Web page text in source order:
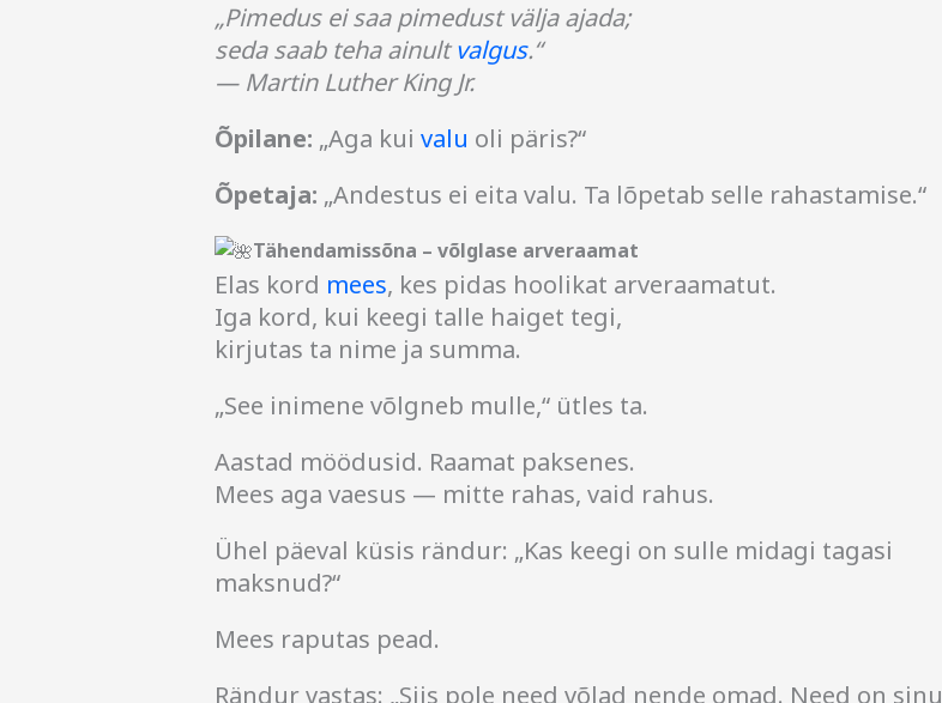
„Pimedus ei saa pimedust välja ajada;
seda saab teha ainultvalgus.“
— Martin Luther King Jr.
Õpilane: „Aga kui valu oli päris?“
Õpetaja: „Andestus ei eita valu. Ta lõpetab selle rahastamise.“
Tähendamissõna – võlglase arveraamat
Elas kord mees, kes pidas hoolikat arveraamatut.
Iga kord, kui keegi talle haiget tegi,
kirjutas ta nime ja summa.
„See inimene võlgneb mulle,“ ütles ta.
Aastad möödusid. Raamat paksenes.
Mees aga vaesus — mitte rahas, vaid rahus.
Ühel päeval küsis rändur: „Kas keegi on sulle midagi tagasi
maksnud?“
Mees raputas pead.
Rändur vastas: „Siis pole need võlad nende omad. Need on sinu